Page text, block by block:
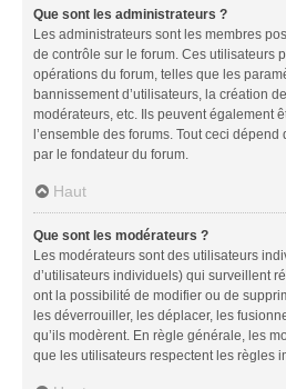
Que sont les administrateurs ?
Les administrateurs sont les membres
de contrôle sur le forum. Ces utilisateurs
opérations du forum, telles que les
bannissement d’utilisateurs, la création
modérateurs, etc. Ils peuvent également
l’ensemble des forums. Tout ceci
par le fondateur du forum.
Haut
Que sont les modérateurs ?
Les modérateurs sont des utilisateurs
d’utilisateurs individuels) qui surveillent
ont la possibilité de modifier ou de
les déverrouiller, les déplacer, les
qu’ils modèrent. En règle générale, les
que les utilisateurs respectent les règles